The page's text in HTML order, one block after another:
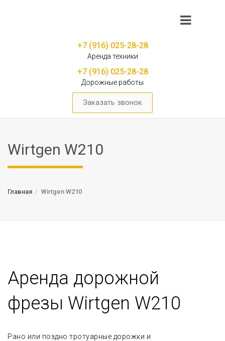
+7 (916) 025-28-28
Аренда техники
+7 (916) 025-28-28
Дорожные работы
Заказать звонок
Wirtgen W210
Главная Wirtgen W210
Аренда дорожной
фрезы Wirtgen W210
Рано или поздно тротуарные дорожки и